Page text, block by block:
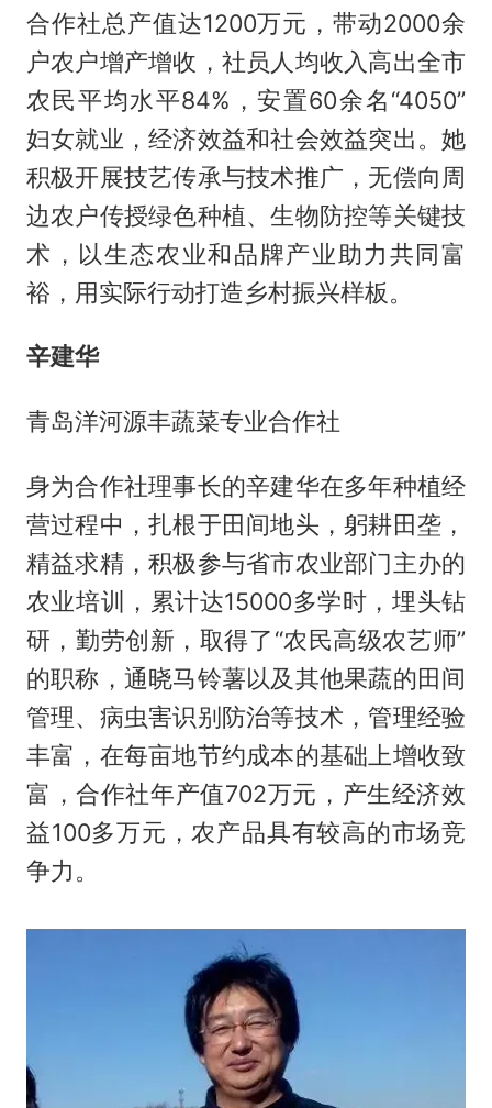
合作社总产值达1200万元，带动2000余
户农户增产增收，社员人均收入高出全市
农民平均水平84%，安置60余名“4050”
妇女就业，经济效益和社会效益突出。她
积极开展技艺传承与技术推广，无偿向周
边农户传授绿色种植、生物防控等关键技
术，以生态农业和品牌产业助力共同富
裕，用实际行动打造乡村振兴样板。
辛建华
青岛洋河源丰蔬菜专业合作社
身为合作社理事长的辛建华在多年种植经
营过程中，扎根于田间地头，躬耕田垄，
精益求精，积极参与省市农业部门主办的
农业培训，累计达15000多学时，埋头钻
研，勤劳创新，取得了“农民高级农艺师”
的职称，通晓马铃薯以及其他果蔬的田间
管理、病虫害识别防治等技术，管理经验
丰富，在每亩地节约成本的基础上增收致
富，合作社年产值702万元，产生经济效
益100多万元，农产品具有较高的市场竞
争力。